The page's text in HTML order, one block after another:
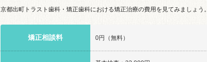
京都出町トラスト歯科・矯正歯科における矯正治療の費用を見てみましょう。
矯正相談料 0円（無料）